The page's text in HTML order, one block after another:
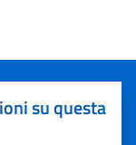
su questa